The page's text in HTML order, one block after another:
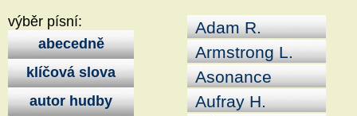
výběr písní:
abecedně
klíčová slova
autor hudby
Adam R.
Armstrong L.
Asonance
Aufray H.